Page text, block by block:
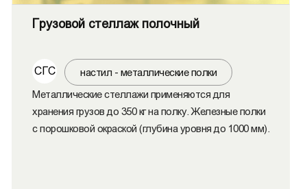
Грузовой стеллаж полочный
СГС
настил - металлические полки
Металлические стеллажи применяются для
хранения грузов до 350 кг на полку. Железные полки
с порошковой окраской (глубина уровня до 1000 мм).